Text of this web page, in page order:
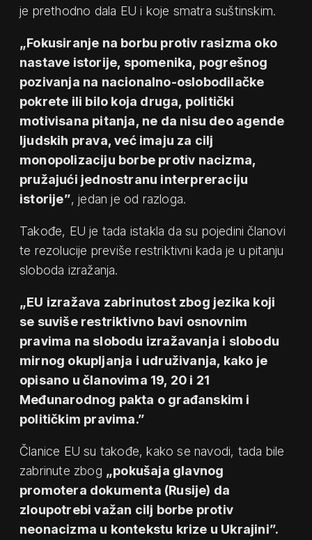
je prethodno dala EU i koje smatra suštinskim.
„Fokusiranje na borbu protiv rasizma oko
nastave istorije, spomenika, pogrešnog
pozivanja na nacionalno-oslobodilačke
pokrete ili bilo koja druga, politički
motivisana pitanja, ne da nisu deo agende
ljudskih prava, već imaju za cilj
monopolizaciju borbe protiv nacizma,
pružajući jednostranu interpreraciju
istorije”, jedan je od razloga.
Takođe, EU je tada istakla da su pojedini članovi
te rezolucije previše restriktivni kada je u pitanju
sloboda izražanja.
„EU izražava zabrinutost zbog jezika koji
se suviše restriktivno bavi osnovnim
pravima na slobodu izražavanja i slobodu
mirnog okupljanja i udruživanja, kako je
opisano u članovima 19, 20 i 21
Međunarodnog pakta o građanskim i
političkim pravima.”
Članice EU su takođe, kako se navodi, tada bile
zabrinute zbog „pokušaja glavnog
promotera dokumenta (Rusije) da
zloupotrebi važan cilj borbe protiv
neonacizma u kontekstu krize u Ukrajini”.